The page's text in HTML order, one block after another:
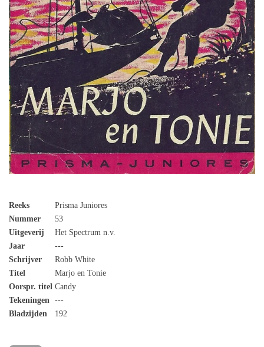
Reeks
Prisma Juniores
Nummer
53
Uitgeverij
Het Spectrum n.v.
Jaar
---
Schrijver
Robb White
Titel
Marjo en Tonie
Oorspr. titel Candy
Tekeningen ---
Bladzijden
192